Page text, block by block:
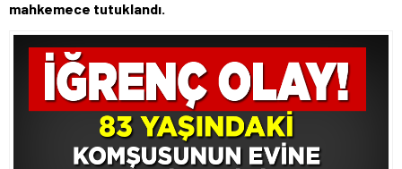
mahkemece tutuklandı.